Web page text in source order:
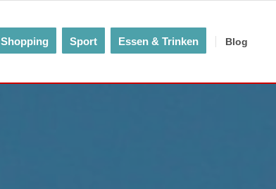
Shopping Sport Essen & Trinken Blog